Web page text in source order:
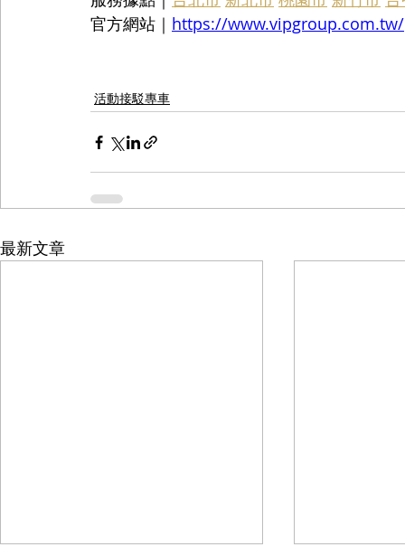
官方網站｜ https://www.vipgroup.com.tw/
活動接駁專車
最新文章